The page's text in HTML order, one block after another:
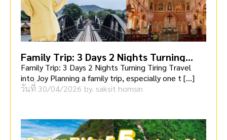
Family Trip: 3 Days 2 Nights Turning
Tiring Travel into Joy
Family Trip: 3 Days 2 Nights Turning Tiring Travel
into Joy Planning a family trip, especially one t […]
วันที่ 30/04/2026 by. saksit homsin